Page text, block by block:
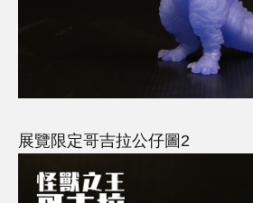
展覽限定哥吉拉公仔圖2